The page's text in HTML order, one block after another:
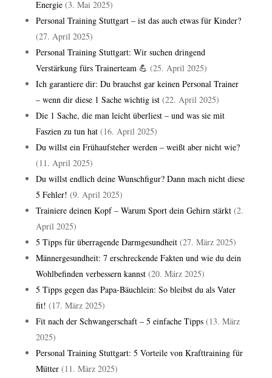
Energie (3. Mai 2025)
Personal Training Stuttgart – ist das auch etwas für Kinder?
(27. April 2025)
Personal Training Stuttgart: Wir suchen dringend
Verstärkung fürs Trainerteam 💪 (25. April 2025)
Ich garantiere dir: Du brauchst gar keinen Personal Trainer
– wenn dir diese 1 Sache wichtig ist (22. April 2025)
Die 1 Sache, die man leicht überliest – und was sie mit
Faszien zu tun hat (16. April 2025)
Du willst ein Frühaufsteher werden – weißt aber nicht wie?
(11. April 2025)
Du willst endlich deine Wunschfigur? Dann mach nicht diese
5 Fehler! (9. April 2025)
Trainiere deinen Kopf – Warum Sport dein Gehirn stärkt (2.
April 2025)
5 Tipps für überragende Darmgesundheit (27. März 2025)
Männergesundheit: 7 erschreckende Fakten und wie du dein
Wohlbefinden verbessern kannst (20. März 2025)
5 Tipps gegen das Papa-Bäuchlein: So bleibst du als Vater
fit! (17. März 2025)
Fit nach der Schwangerschaft – 5 einfache Tipps (13. März
2025)
Personal Training Stuttgart: 5 Vorteile von Krafttraining für
Mütter (11. März 2025)